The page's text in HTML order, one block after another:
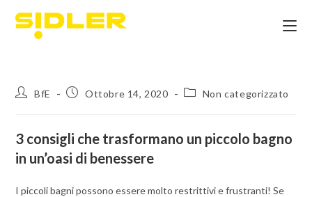
BfE Ottobre 14, 2020 Non categorizzato
3 consigli che trasformano un piccolo bagno
in un’oasi di benessere
I piccoli bagni possono essere molto restrittivi e frustranti! Se